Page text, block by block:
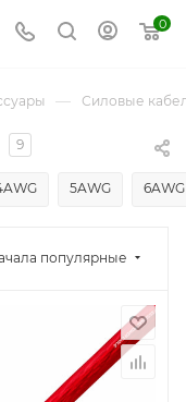
0
— Силовые
9
5AWG 6AWG
популярные